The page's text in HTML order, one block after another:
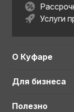
Услуги
О Куфаре
Для бизнеса
Полезно